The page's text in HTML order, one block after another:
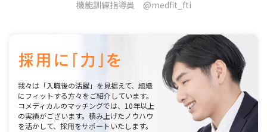
機能訓練指導員 @medfit_fti
我々は「入職後の活躍」を見据えて、組織
にフィットする方々をご紹介しています。
コメディカルのマッチングでは、10年以上
の実績がございます。積み上げたノウハウ
を活かして、採用をサポートいたします。